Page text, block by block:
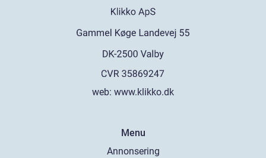
web: www.klikko.dk
Menu
Annonsering